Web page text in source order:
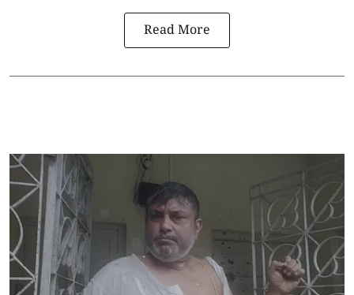
Read More